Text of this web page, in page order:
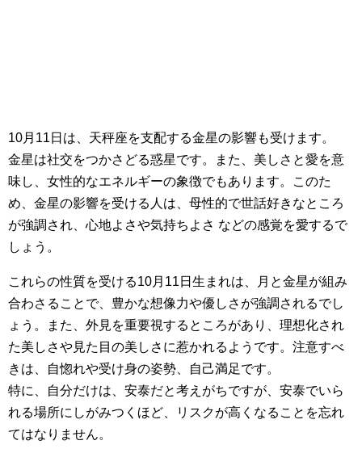
10月11日は、天秤座を支配する金星の影響も受けます。
金星は社交をつかさどる惑星です。また、美しさと愛を意
味し、女性的なエネルギーの象徴でもあります。このた
め、金星の影響を受ける人は、母性的で世話好きなところ
が強調され、心地よさや気持ちよさ などの感覚を愛するで
しょう。
これらの性質を受ける10月11日生まれは、月と金星が組み
合わさることで、豊かな想像力や優しさが強調されるでし
ょう。また、外見を重要視するところがあり、理想化され
た美しさや見た目の美しさに惹かれるようです。注意すべ
きは、自惚れや受け身の姿勢、自己満足です。
特に、自分だけは、安泰だと考えがちですが、安泰でいら
れる場所にしがみつくほど、リスクが高くなることを忘れ
てはなりません。